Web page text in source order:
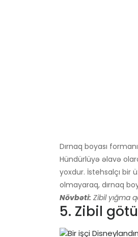
Dırnaq boyası
Hündürlüyə əlavə
yoxdur. İstehsalçı bir
olmayaraq, dırnaq
Növbəti: Zibil yığma
5. Zibil